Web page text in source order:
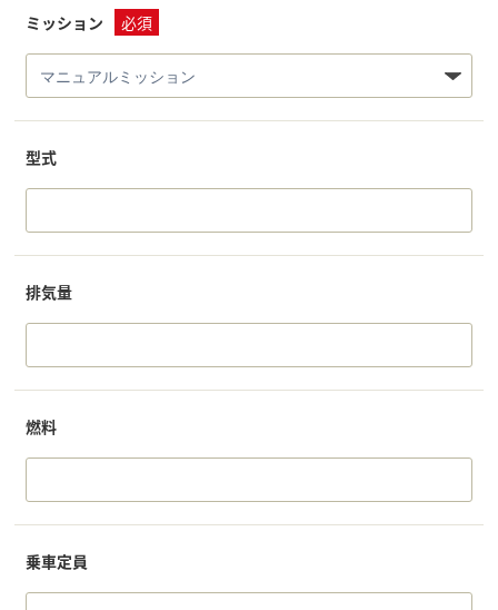
ミッション 必須
型式
排気量
燃料
乗車定員